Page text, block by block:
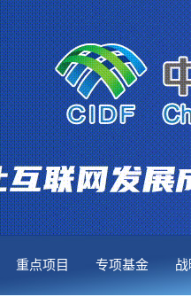
重点项目 专项基金